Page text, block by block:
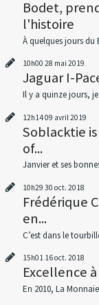
Bodet,
l'histoire
À quelques jours du
10h00 28 mai 2019
Jaguar I-
Il y a quinze jours,
12h1409 avril 2019
Soblacktie
of...
Janvier et ses
10h29 30 oct. 2018
Frédérique
en...
C’est dans le
15h01 16oct. 2018
Excellence
En 2010, La